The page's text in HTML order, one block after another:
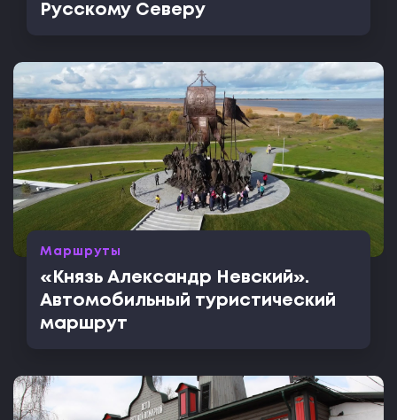
Русскому Северу
Маршруты
«Князь Александр Невский».
Автомобильный туристический
маршрут